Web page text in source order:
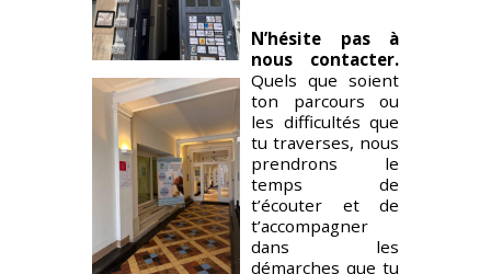
VENDREDI
9h – 12h30
13h-17h
13h-17h
N’hésite pas à
nous contacter.
Quels que soient
ton parcours ou
les difficultés que
tu traverses, nous
prendrons le
temps de
t’écouter et de
t’accompagner
dans les
démarches que tu